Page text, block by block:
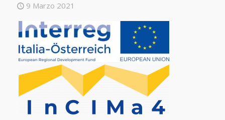
9 Marzo 2021